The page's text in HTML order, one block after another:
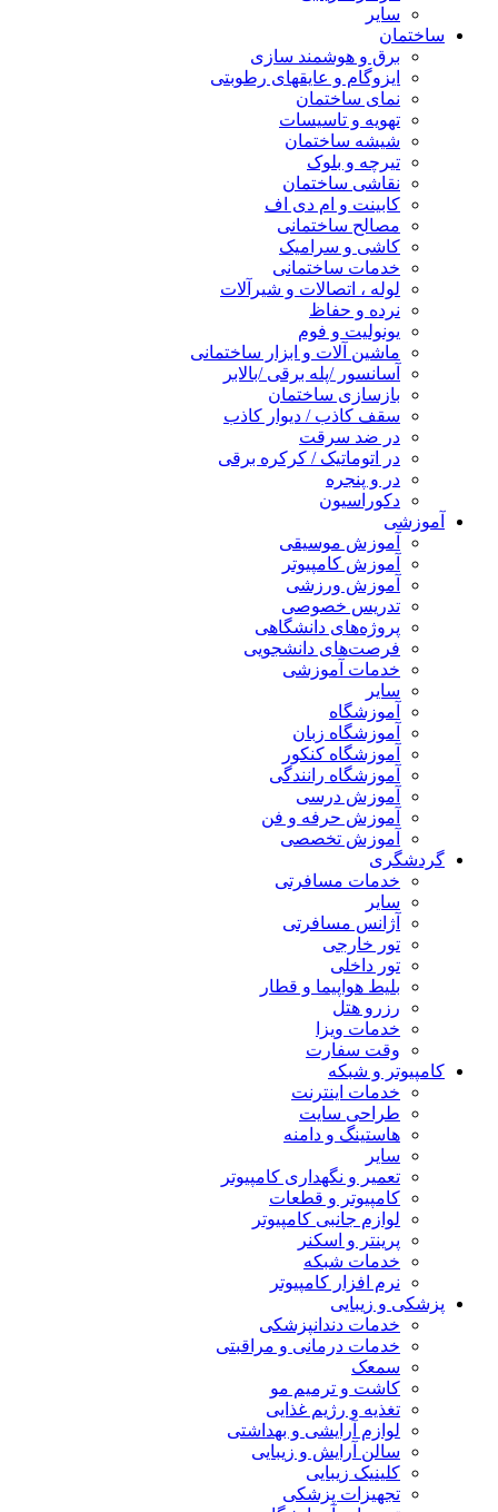
سایر
ساختمان
برق و هوشمند سازی
ایزوگام و عایقهای رطوبتی
نمای ساختمان
تهویه و تاسیسات
شیشه ساختمان
تیرچه و بلوک
نقاشی ساختمان
کابینت و ام دی اف
مصالح ساختمانی
کاشی و سرامیک
خدمات ساختمانی
لوله ، اتصالات و شیرآلات
نرده و حفاظ
یونولیت و فوم
ماشین آلات و ابزار ساختمانی
آسانسور /پله برقی /بالابر
بازسازی ساختمان
سقف کاذب / دیوار کاذب
در ضد سرقت
در اتوماتیک / کرکره برقی
در و پنجره
دکوراسیون
آموزشی
آموزش موسیقی
آموزش کامپیوتر
آموزش ورزشی
تدریس خصوصی
پروژه‌های دانشگاهی
فرصت‌های دانشجویی
خدمات آموزشی
سایر
آموزشگاه
آموزشگاه زبان
آموزشگاه کنکور
آموزشگاه رانندگی
آموزش درسی
آموزش حرفه و فن
آموزش تخصصی
گردشگری
خدمات مسافرتی
سایر
آژانس مسافرتی
تور خارجی
تور داخلی
بلیط هواپیما و قطار
رزرو هتل
خدمات ویزا
وقت سفارت
کامپیوتر و شبکه
خدمات اینترنت
طراحی سایت
هاستینگ و دامنه
سایر
تعمیر و نگهداری کامپیوتر
کامپیوتر و قطعات
لوازم جانبی کامپیوتر
پرینتر و اسکنر
خدمات شبکه
نرم افزار کامپیوتر
پزشکی و زیبایی
خدمات دندانپزشکی
خدمات درمانی و مراقبتی
سمعک
کاشت و ترمیم مو
تغذیه و رژیم غذایی
لوازم آرایشی و بهداشتی
سالن آرایش و زیبایی
کلینیک زیبایی
تجهیزات پزشکی